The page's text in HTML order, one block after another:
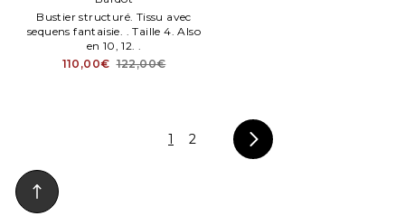
Bustier structuré. Tissu avec
sequens fantaisie. . Taille 4. Also
en 10, 12. .
110,00€ 122,00€
1 2